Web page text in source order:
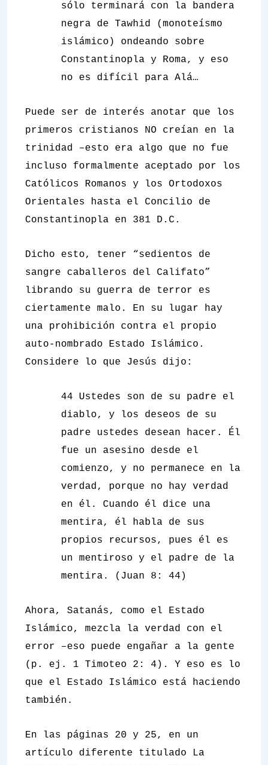
sólo terminará con la bandera
negra de Tawhid (monoteísmo
islámico) ondeando sobre
Constantinopla y Roma, y eso
no es difícil para Alá…
Puede ser de interés anotar que los
primeros cristianos NO creían en la
trinidad –esto era algo que no fue
incluso formalmente aceptado por los
Católicos Romanos y los Ortodoxos
Orientales hasta el Concilio de
Constantinopla en 381 D.C.
Dicho esto, tener “sedientos de
sangre caballeros del Califato”
librando su guerra de terror es
ciertamente malo. En su lugar hay
una prohibición contra el propio
auto-nombrado Estado Islámico.
Considere lo que Jesús dijo:
44 Ustedes son de su padre el
diablo, y los deseos de su
padre ustedes desean hacer. Él
fue un asesino desde el
comienzo, y no permanece en la
verdad, porque no hay verdad
en él. Cuando él dice una
mentira, él habla de sus
propios recursos, pues él es
un mentiroso y el padre de la
mentira. (Juan 8: 44)
Ahora, Satanás, como el Estado
Islámico, mezcla la verdad con el
error –eso puede engañar a la gente
(p. ej. 1 Timoteo 2: 4). Y eso es lo
que el Estado Islámico está haciendo
también.
En las páginas 20 y 25, en un
artículo diferente titulado La